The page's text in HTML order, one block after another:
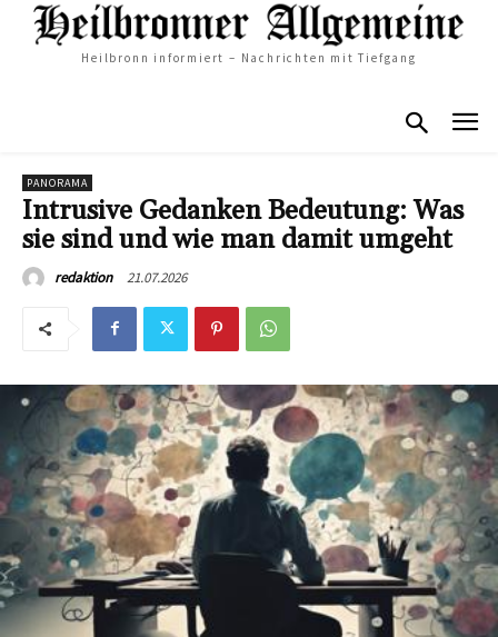
Heilbronn informiert – Nachrichten mit Tiefgang
PANORAMA
Intrusive Gedanken Bedeutung: Was
sie sind und wie man damit umgeht
redaktion 21.07.2026